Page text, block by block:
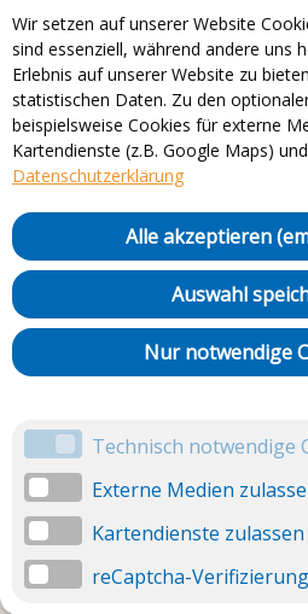
Wir setzen auf unserer Website
sind essenziell, während andere uns
Erlebnis auf unserer Website zu
statistischen Daten. Zu den
beispielsweise Cookies für externe
Kartendienste (z.B. Google Maps)
Datenschutzerklärung
Alle akzeptieren
Auswahl
Nur notwendige
Technisch notwendige
Externe Medien
Kartendienste zulassen
reCaptcha-